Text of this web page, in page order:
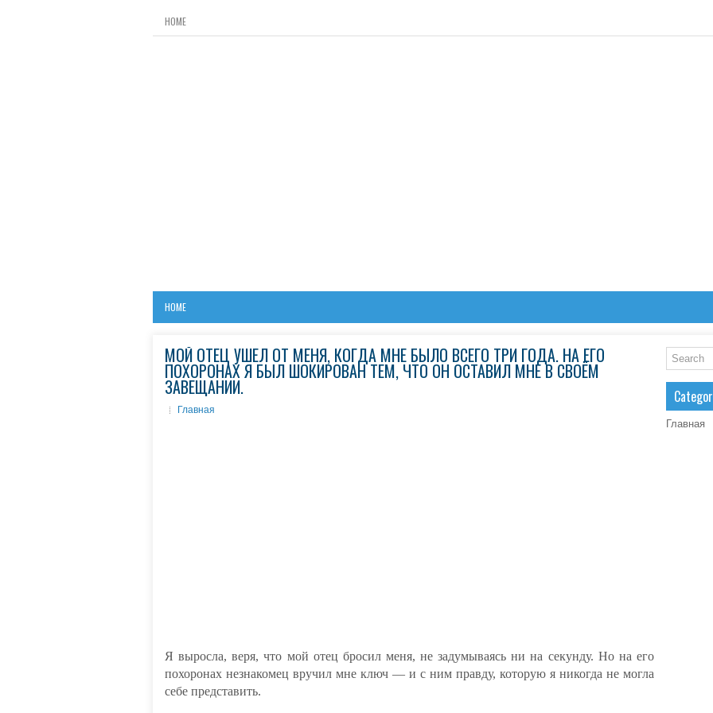
HOME
HOME
МОЙ ОТЕЦ УШЁЛ ОТ МЕНЯ, КОГДА МНЕ БЫЛО ВСЕГО ТРИ ГОДА. НА ЕГО
ПОХОРОНАХ Я БЫЛ ШОКИРОВАН ТЕМ, ЧТО ОН ОСТАВИЛ МНЕ В СВОЁМ
ЗАВЕЩАНИИ.
Главная
Я выросла, веря, что мой отец бросил меня, не задумываясь ни на секунду. Но на его
похоронах незнакомец вручил мне ключ — и с ним правду, которую я никогда не могла
себе представить.
Главная